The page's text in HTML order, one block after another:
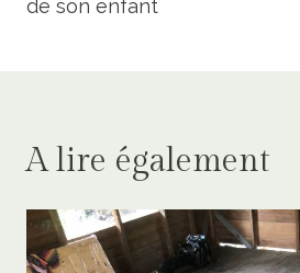
de son enfant
A lire également